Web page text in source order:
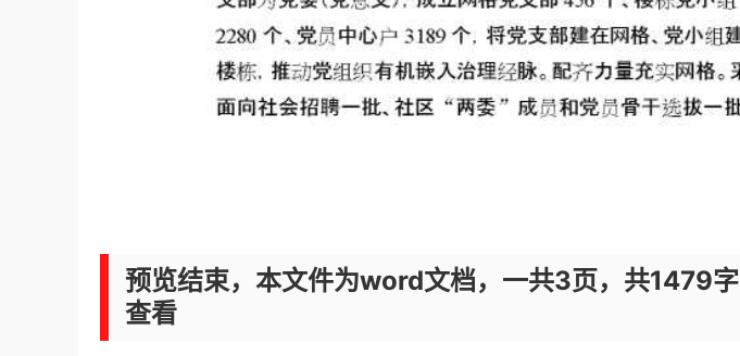
预览结束，本文件为word文档，一共3页，共1479
查看